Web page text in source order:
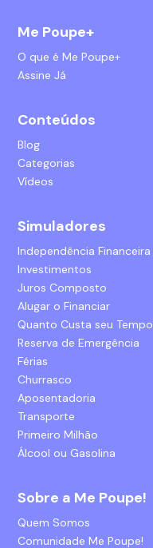
Me Poupe+
O que é Me Poupe+
Assine Já
Conteúdos
Blog
Categorias
Vídeos
Simuladores
Independência Financeira
Investimentos
Juros Composto
Alugar o Financiar
Quanto Custa seu Tempo
Reserva de Emergência
Férias
Churrasco
Aposentadoria
Transporte
Primeiro Milhão
Álcool ou Gasolina
Sobre a Me Poupe!
Quem Somos
Comunidade Me Poupe!